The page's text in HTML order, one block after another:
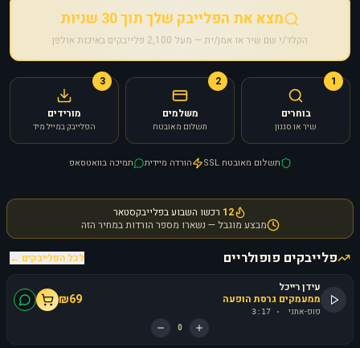
מצא את הפלייבק שלך תוך 30 שניות
הקלד/י שם שיר או אמן/ית — מעל 2,100 פלייבקים באיכות אולפן
1
בוחרים
שיר או סגנון
2
משלמים
תשלום מאובטח
3
מורידים
הפלייבק במייל מיד
תשלום מאובטח SSL הורדה מיידית תמיכה בוואטסאפ
12 רכשו השבוע בפלייבקסטאר
מבצע מוגבל — נשארו מספר הורדות במחיר הזה
פלייבקים פופולריים
לכל הפלייבקים ←
עידן רייכל
ממעמקים גרסת הופעה
פופ-אתני ·
3:17
₪69
0